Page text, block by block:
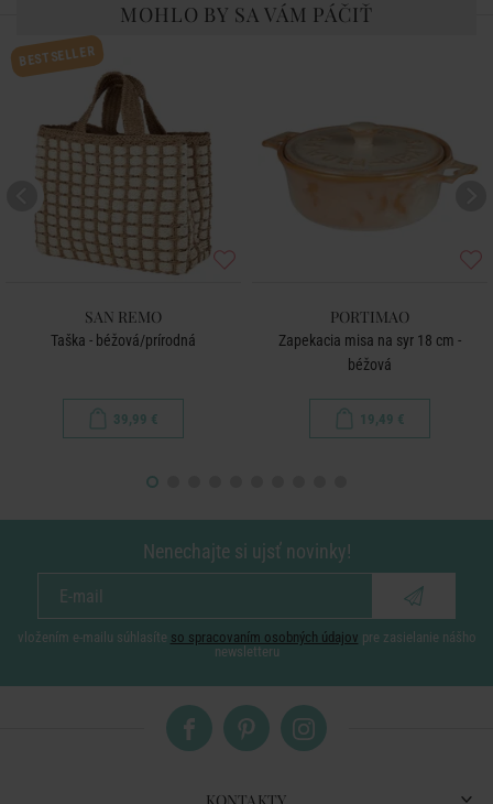
MOHLO BY SA VÁM PÁČIŤ
BESTSELLER
SAN REMO
Taška - béžová/prírodná
39,99 €
PORTIMAO
Zapekacia misa na syr 18 cm -
béžová
19,49 €
Nenechajte si ujsť novinky!
vložením e-mailu súhlasíte so spracovaním osobných údajov pre zasielanie nášho
newsletteru